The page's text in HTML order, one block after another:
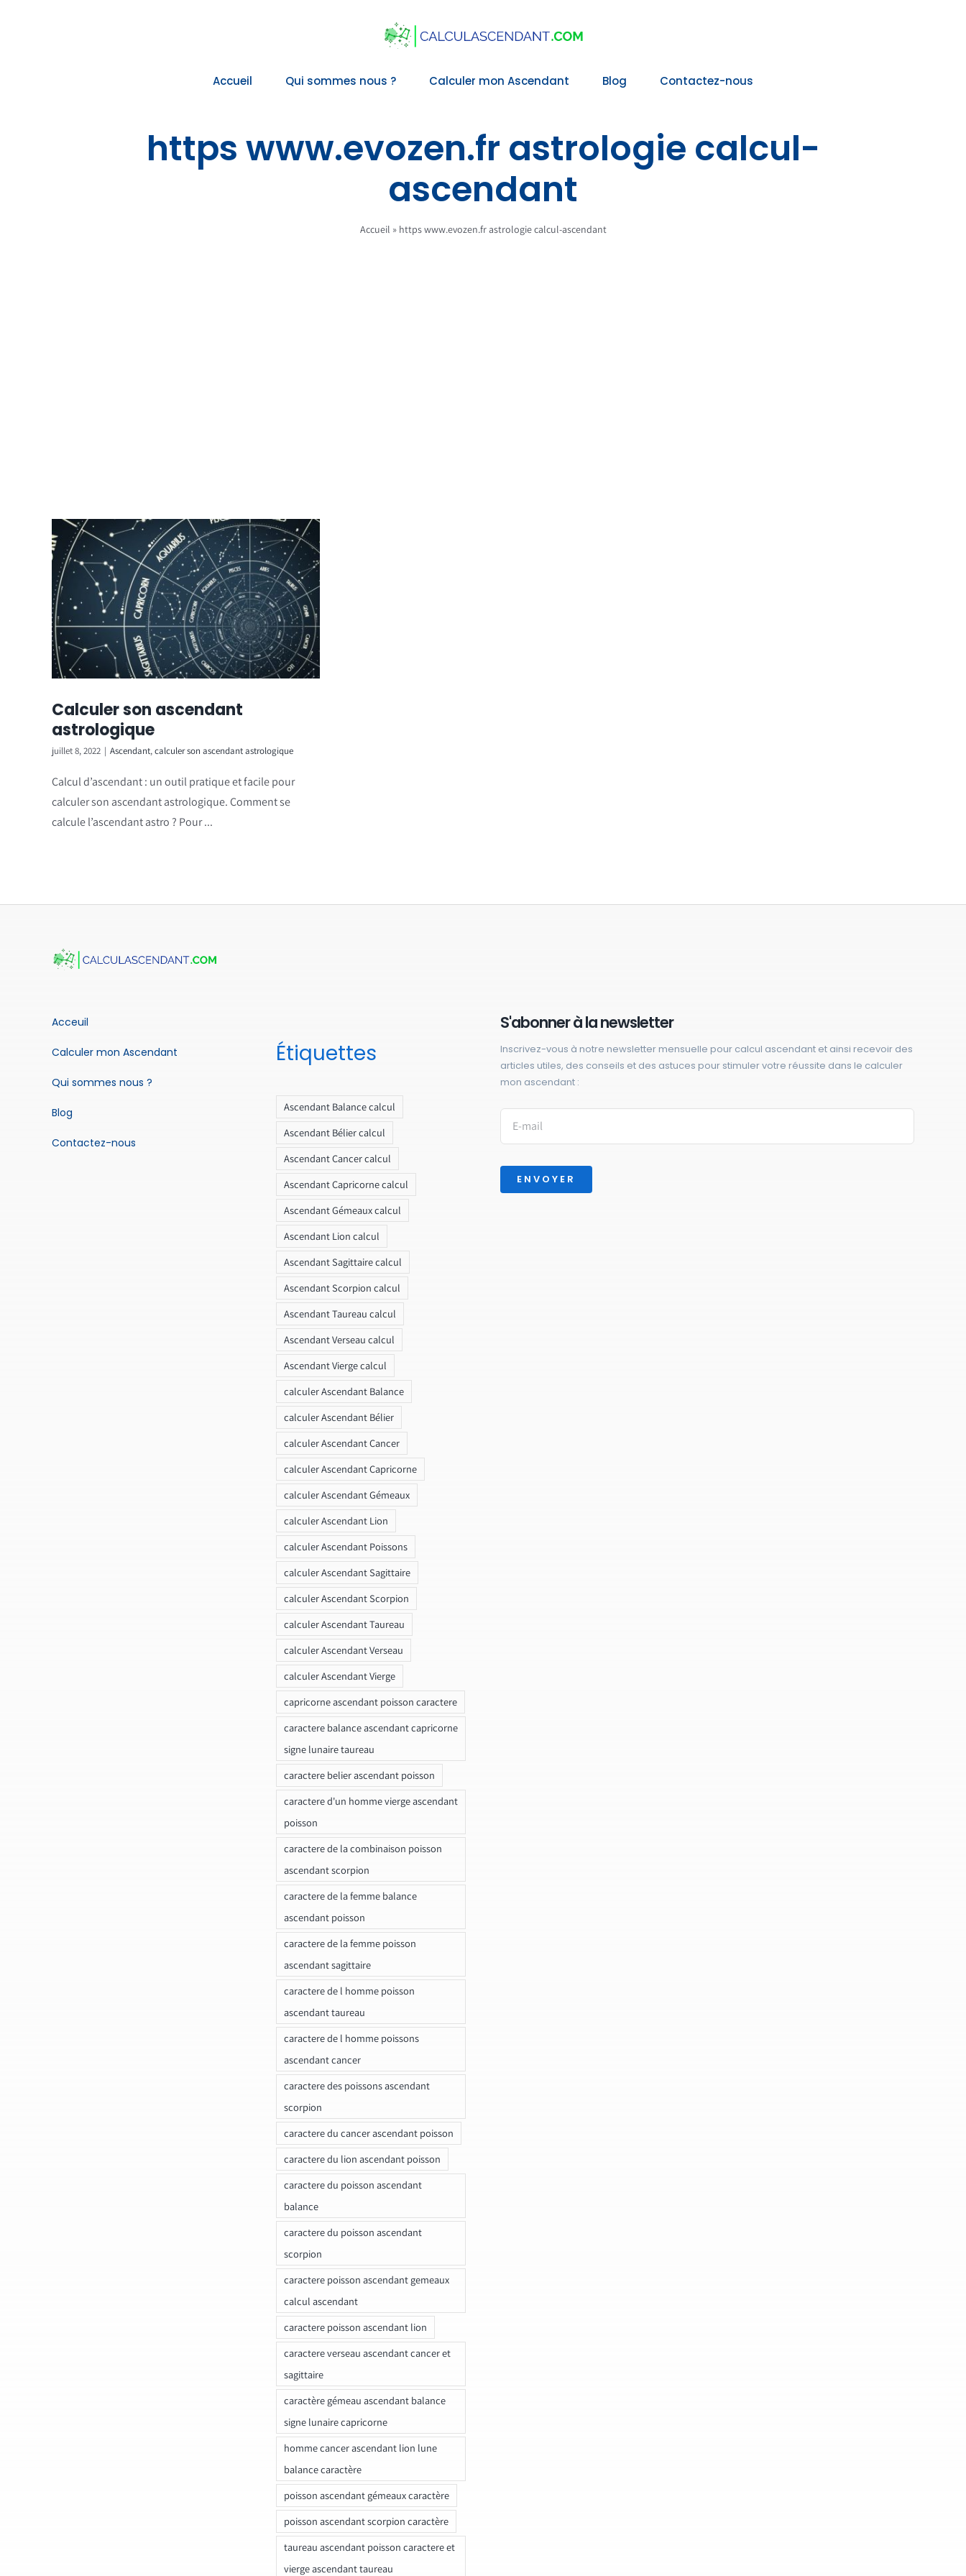
Accueil Qui sommes nous ? Calculer mon Ascendant Blog Contactez-nous
https www.evozen.fr astrologie calcul-
ascendant
Accueil » https www.evozen.fr astrologie calcul-ascendant
Calculer son ascendant
astrologique
juillet 8, 2022 | Ascendant,calculer son ascendant astrologique
Calcul d’ascendant : un outil pratique et facile pour
calculer son ascendant astrologique. Comment se
calcule l’ascendant astro ? Pour ...
Acceuil
Calculer mon Ascendant
Qui sommes nous ?
Blog
Contactez-nous
Étiquettes
Ascendant Balance calcul
Ascendant Bélier calcul
Ascendant Cancer calcul
Ascendant Capricorne calcul
Ascendant Gémeaux calcul
Ascendant Lion calcul
Ascendant Sagittaire calcul
Ascendant Scorpion calcul
Ascendant Taureau calcul
Ascendant Verseau calcul
Ascendant Vierge calcul
calculer Ascendant Balance
calculer Ascendant Bélier
calculer Ascendant Cancer
calculer Ascendant Capricorne
calculer Ascendant Gémeaux
calculer Ascendant Lion
calculer Ascendant Poissons
calculer Ascendant Sagittaire
calculer Ascendant Scorpion
calculer Ascendant Taureau
calculer Ascendant Verseau
calculer Ascendant Vierge
capricorne ascendant poisson caractere
caractere balance ascendant capricorne
signe lunaire taureau
caractere belier ascendant poisson
caractere d'un homme vierge ascendant
poisson
caractere de la combinaison poisson
ascendant scorpion
caractere de la femme balance
ascendant poisson
caractere de la femme poisson
ascendant sagittaire
caractere de l homme poisson
ascendant taureau
caractere de l homme poissons
ascendant cancer
caractere des poissons ascendant
scorpion
caractere du cancer ascendant poisson
caractere du lion ascendant poisson
caractere du poisson ascendant
balance
caractere du poisson ascendant
scorpion
caractere poisson ascendant gemeaux
calcul ascendant
caractere poisson ascendant lion
caractere verseau ascendant cancer et
sagittaire
caractère gémeau ascendant balance
signe lunaire capricorne
homme cancer ascendant lion lune
balance caractère
poisson ascendant gémeaux caractère
poisson ascendant scorpion caractère
taureau ascendant poisson caractere et
vierge ascendant taureau
S'abonner à la newsletter
Inscrivez-vous à notre newsletter mensuelle pour calcul ascendant et ainsi recevoir des
articles utiles, des conseils et des astuces pour stimuler votre réussite dans le calculer
mon ascendant :
ENVOYER